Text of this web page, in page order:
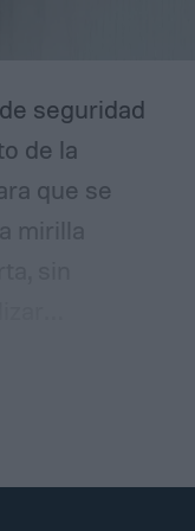
miembro
seguridad
de la
que se
El dispositivo
quienes